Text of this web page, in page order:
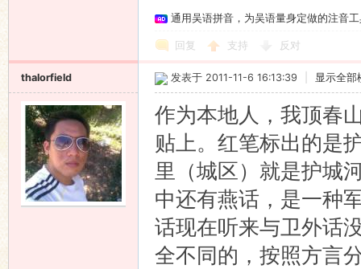
通用吴语拼音，为吴语量身定做的注音
回复 支持 反对
thalorfield 发表于 2011-11-6 16:13:39 显示全部
作为本地人，我顶春
贴上。红笔标出的是
里（城区）就是护城
中还有燕话，是一种
话现在听来与卫外话
全不同的，按照方言